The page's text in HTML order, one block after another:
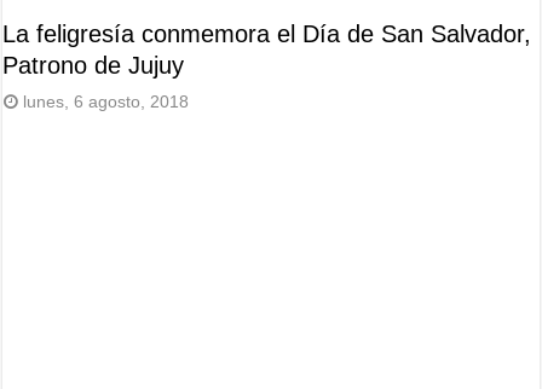
La feligresía conmemora el Día de San Salvador,
Patrono de Jujuy
lunes, 6 agosto, 2018